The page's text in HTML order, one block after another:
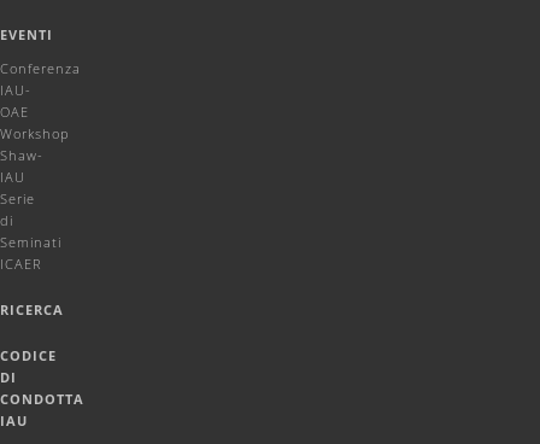
EVENTI
Conferenza
IAU-
OAE
Workshop
Shaw-
IAU
Serie
di
Seminati
ICAER
RICERCA
CODICE
DI
CONDOTTA
IAU